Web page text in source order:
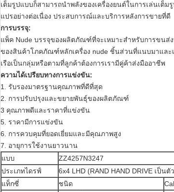
เต็มรูปแบบก็สามารถนำพลังของเครื่องยนต์ในการเล่นเต็
แปรอย่างต่อเนื่อง ประสบการณ์และบริการหลังการขายที่ดี
การบรรจุ:
แพ็ค Nude บรรจุของผลิตภัณฑ์ที่จะเหมาะสำหรับการขนส่
ของสินค้าโภคภัณฑ์หลักเครื่อง nude ชิ้นส่วนที่แนบมาและเ
เรือเป็นกลุ่มหรือตามที่ลูกค้าต้องการเรามีคู่ค้าส่งมืออาชีพ
ความได้เปรียบทางการแข่งขัน:
1. รับรองมาตรฐานคุณภาพที่ดีที่สุด
2. การปรับปรุงและขยายพันธุ์ของผลิตภัณฑ์
3 คุณภาพดีและราคาที่แข่งขัน
5. ราคามีการแข่งขัน
6. การควบคุมที่ยอดเยี่ยมและมีคุณภาพสูง
7. อายุการใช้งานยาวนาน
แบบ
ZZ4257N3247
ประเภทไดรฟ์
6x4 LHD (RAND HAND DRIVE เป็นตั
แท็กซี่
ชนิด